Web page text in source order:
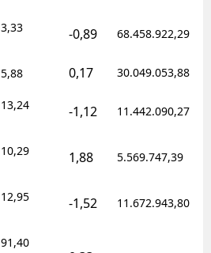
3,33 -0,89 68.458.922,29
5,88 0,17 30.049.053,88
13,24 -1,12 11.442.090,27
10,29 1,88 5.569.747,39
12,95 -1,52 11.672.943,80
91,40